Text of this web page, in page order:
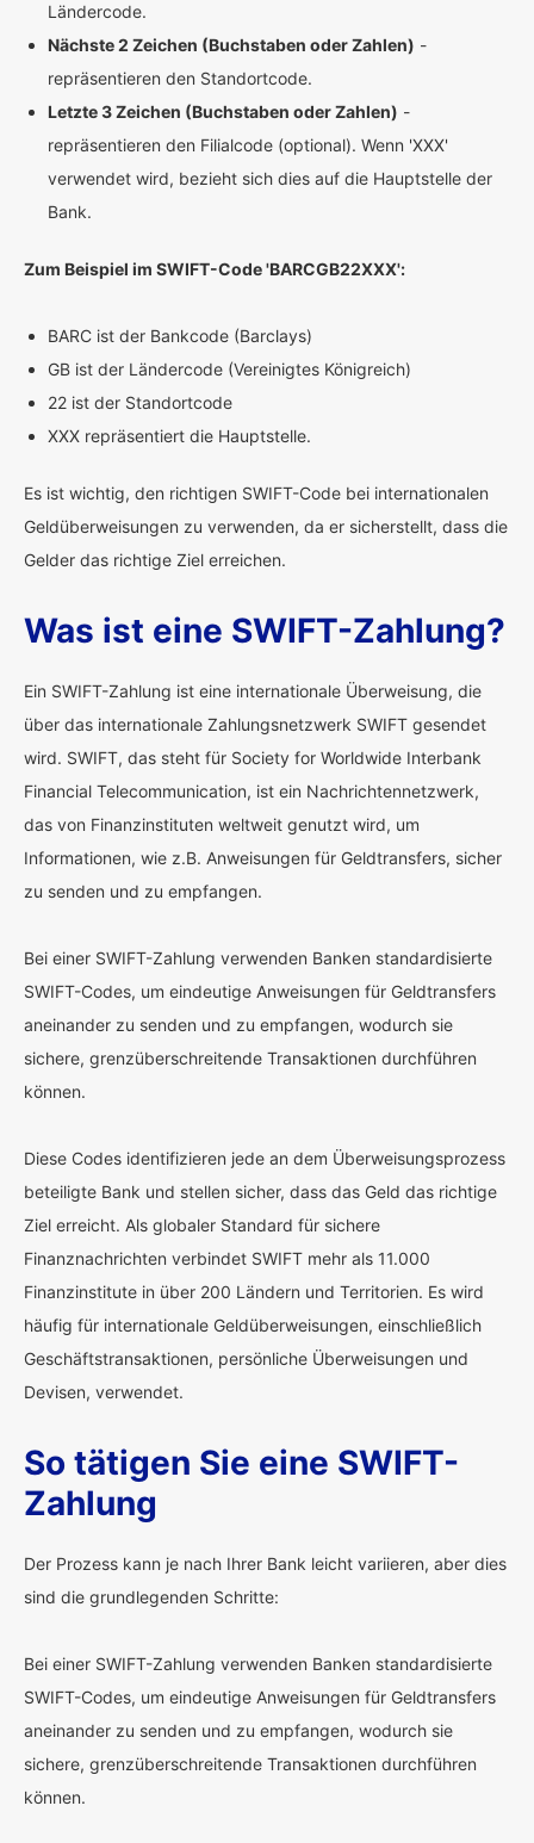
Ländercode.
Nächste 2 Zeichen (Buchstaben oder Zahlen) -
repräsentieren den Standortcode.
Letzte 3 Zeichen (Buchstaben oder Zahlen) -
repräsentieren den Filialcode (optional). Wenn 'XXX'
verwendet wird, bezieht sich dies auf die Hauptstelle der
Bank.
Zum Beispiel im SWIFT-Code 'BARCGB22XXX':
BARC ist der Bankcode (Barclays)
GB ist der Ländercode (Vereinigtes Königreich)
22 ist der Standortcode
XXX repräsentiert die Hauptstelle.
Es ist wichtig, den richtigen SWIFT-Code bei internationalen
Geldüberweisungen zu verwenden, da er sicherstellt, dass die
Gelder das richtige Ziel erreichen.
Was ist eine SWIFT-Zahlung?
Ein SWIFT-Zahlung ist eine internationale Überweisung, die
über das internationale Zahlungsnetzwerk SWIFT gesendet
wird. SWIFT, das steht für Society for Worldwide Interbank
Financial Telecommunication, ist ein Nachrichtennetzwerk,
das von Finanzinstituten weltweit genutzt wird, um
Informationen, wie z.B. Anweisungen für Geldtransfers, sicher
zu senden und zu empfangen.
Bei einer SWIFT-Zahlung verwenden Banken standardisierte
SWIFT-Codes, um eindeutige Anweisungen für Geldtransfers
aneinander zu senden und zu empfangen, wodurch sie
sichere, grenzüberschreitende Transaktionen durchführen
können.
Diese Codes identifizieren jede an dem Überweisungsprozess
beteiligte Bank und stellen sicher, dass das Geld das richtige
Ziel erreicht. Als globaler Standard für sichere
Finanznachrichten verbindet SWIFT mehr als 11.000
Finanzinstitute in über 200 Ländern und Territorien. Es wird
häufig für internationale Geldüberweisungen, einschließlich
Geschäftstransaktionen, persönliche Überweisungen und
Devisen, verwendet.
So tätigen Sie eine SWIFT-
Zahlung
Der Prozess kann je nach Ihrer Bank leicht variieren, aber dies
sind die grundlegenden Schritte:
Bei einer SWIFT-Zahlung verwenden Banken standardisierte
SWIFT-Codes, um eindeutige Anweisungen für Geldtransfers
aneinander zu senden und zu empfangen, wodurch sie
sichere, grenzüberschreitende Transaktionen durchführen
können.